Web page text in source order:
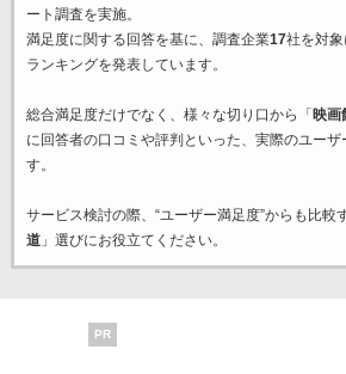
ート調査を実施。
満足度に関する回答を基に、調査企業17社を対象
ランキングを発表しています。
総合満足度だけでなく、様々な切り口から「 映画
に回答者の口コミや評判といった、実際のユーザ
す。
サービス検討の際、“ユーザー満足度”からも比較
道」選びにお役立てください。
PR